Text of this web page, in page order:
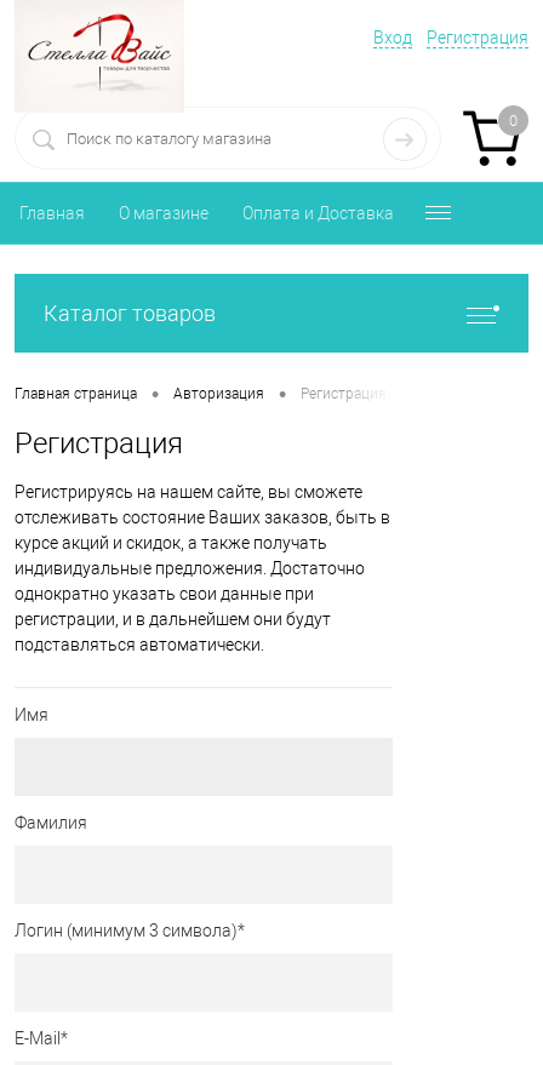
Вход Регистрация
0
Главная О магазине Оплата и Доставка
Каталог товаров
Главная страница • Авторизация • Регистрация
Регистрация
Регистрируясь на нашем сайте, вы сможете
отслеживать состояние Ваших заказов, быть в
курсе акций и скидок, а также получать
индивидуальные предложения. Достаточно
однократно указать свои данные при
регистрации, и в дальнейшем они будут
подставляться автоматически.
Имя
Фамилия
Логин (минимум 3 символа)*
E-Mail *